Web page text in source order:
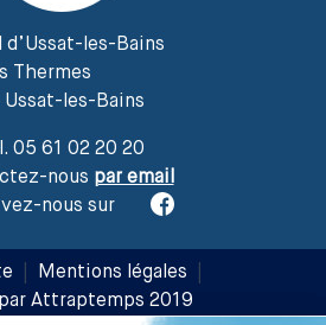
d’Ussat-les-Bains
Thermes
les-Bains
05 61 02 20 20
nous par email
nous sur
Mentions légales
Attraptemps 2019